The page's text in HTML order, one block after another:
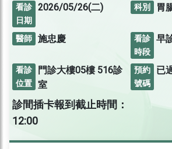
看診
日期
2026/05/26(二) 科別 胃
醫師 施忠慶
看診
時段
早
看診
位置
門診大樓05樓 516診
室
預約
號碼
已
診間插卡報到截止時間：
12:00